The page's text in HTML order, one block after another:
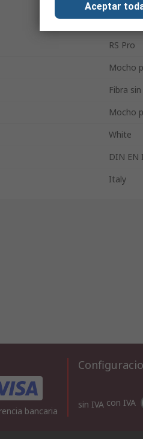
RS Pro
Mocho
Fibra
Mocho
White
DIN EN
Italy
bancaria
sin IVA con IVA
Aceptar